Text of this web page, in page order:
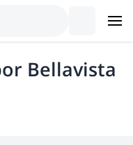
Bellavista